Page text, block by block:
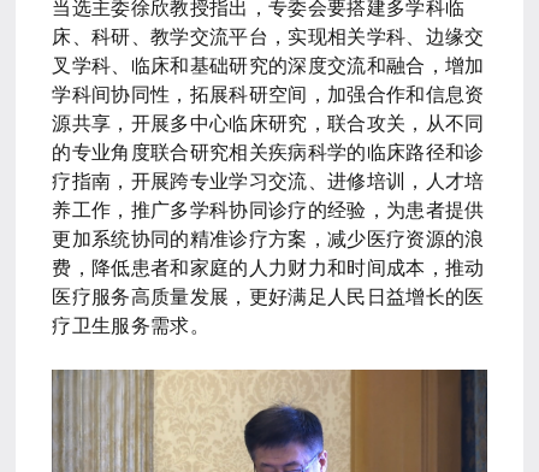
当选主委徐欣教授指出，专委会要搭建多学科临
床、科研、教学交流平台，实现相关学科、边缘交
叉学科、临床和基础研究的深度交流和融合，增加
学科间协同性，拓展科研空间，加强合作和信息资
源共享，开展多中心临床研究，联合攻关，从不同
的专业角度联合研究相关疾病科学的临床路径和诊
疗指南，开展跨专业学习交流、进修培训，人才培
养工作，推广多学科协同诊疗的经验，为患者提供
更加系统协同的精准诊疗方案，减少医疗资源的浪
费，降低患者和家庭的人力财力和时间成本，推动
医疗服务高质量发展，更好满足人民日益增长的医
疗卫生服务需求。